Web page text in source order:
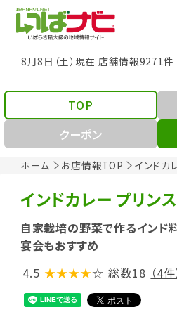
8月8日（土）現在 店舗情報9271
ホーム お店情報TOP インドカ
TOP
クーポン
インドカレー プリンス
自家栽培の野菜で作るインド料
宴会もおすすめ
4.5 ★★★★☆ 総数18 （4件